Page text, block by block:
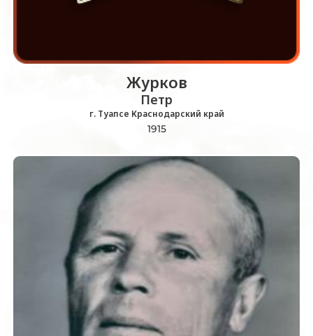
Журков
Петр
г. Туапсе Краснодарский край
1915